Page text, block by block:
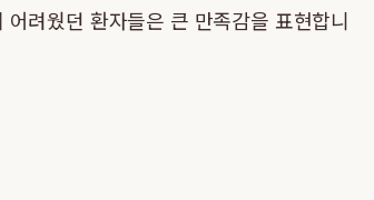
려웠던 환자들은 큰 만족감을 표현합니